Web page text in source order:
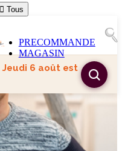
 Tous
PRECOMMANDE
MAGASIN
Jeudi 6 août est